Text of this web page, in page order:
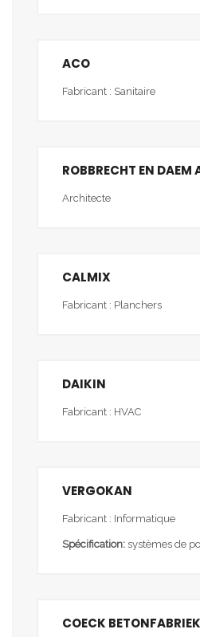
ACO
Fabricant : Sanitaire
ROBBRECHT EN DAEM
Architecte
CALMIX
Fabricant : Planchers
DAIKIN
Fabricant : HVAC
VERGOKAN
Fabricant : Informatique
Spécification: systèmes de
COECK BETONFABRIEK